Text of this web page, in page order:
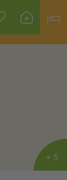
+ 5